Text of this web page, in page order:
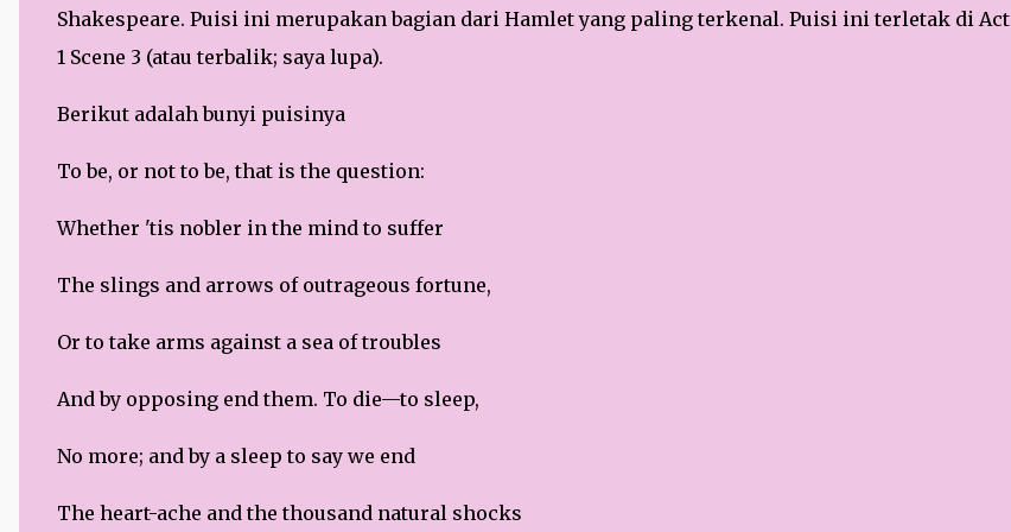
Shakespeare. Puisi ini merupakan bagian dari Hamlet yang paling terkenal. Puisi ini terletak di Act
1 Scene 3 (atau terbalik; saya lupa).
Berikut adalah bunyi puisinya
To be, or not to be, that is the question:
Whether 'tis nobler in the mind to suffer
The slings and arrows of outrageous fortune,
Or to take arms against a sea of troubles
And by opposing end them. To die—to sleep,
No more; and by a sleep to say we end
The heart-ache and the thousand natural shocks